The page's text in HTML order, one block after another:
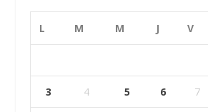
L M M J V
3 4 5 6 7